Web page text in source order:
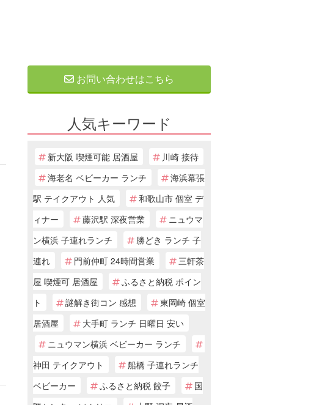
お問い合わせはこちら
人気キーワード
新大阪 喫煙可能 居酒屋
川崎 接待
海老名 ベビーカー ランチ
海浜幕張
駅 テイクアウト 人気
和歌山市 個室 デ
ィナー
藤沢駅 深夜営業
ニュウマ
ン横浜 子連れランチ
勝どき ランチ 子
連れ
門前仲町 24時間営業
三軒茶
屋 喫煙可 居酒屋
ふるさと納税 ポイン
ト
謎解き街コン 感想
東岡崎 個室
居酒屋
大手町 ランチ 日曜日 安い
ニュウマン横浜 ベビーカー ランチ
神田 テイクアウト
船橋 子連れランチ
ベビーカー
ふるさと納税 餃子
国